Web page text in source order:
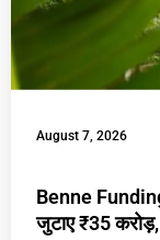
August 7, 2026
Benne
जुटाए ₹35 करोड़,